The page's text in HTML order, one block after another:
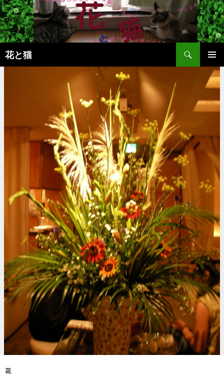
コ
ン
テ
ン
ツ
へ
ス
キ
ッ
プ
花と猫
検
索
メインメ
ニュー
花